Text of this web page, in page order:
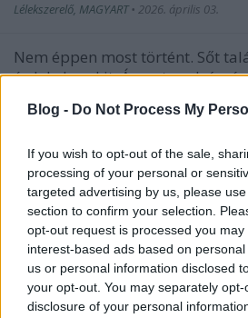
Blog - Do Not Process My
If you wish to opt-out of the sale,
processing of your personal or
targeted advertising by us, please
section to confirm your selection.
opt-out request is processed you may
interest-based ads based on
us or personal information disclosed
your opt-out. You may separately
disclosure of your personal
Lélekszerelő, MAGYART • 2026. április 03.
Nem éppen most történt. Sőt
érdekel senkit. Ám a tanulság,
aktuális. Például ha
változtathatunk is. Talán ideje
testvériség... Vajon az
komolyan…